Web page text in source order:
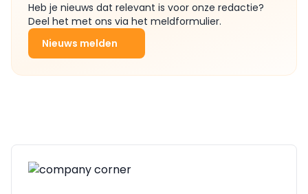
Heb je nieuws dat relevant is voor onze redactie?
Deel het met ons via het meldformulier.
Nieuws melden